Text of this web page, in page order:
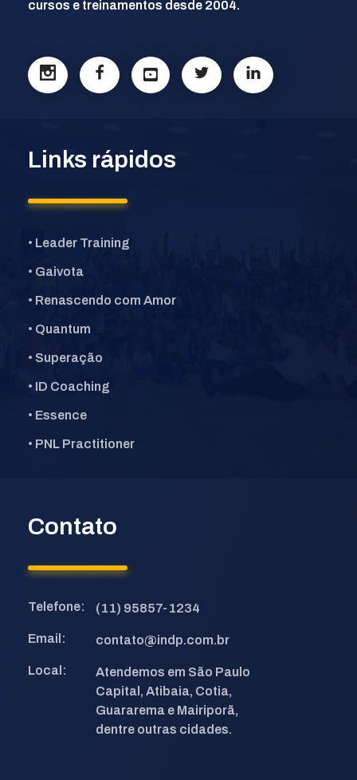
cursos e treinamentos desde 2004.
Links rápidos
• Leader Training
• Gaivota
• Renascendo com Amor
• Quantum
• Superação
• ID Coaching
• Essence
• PNL Practitioner
Contato
Telefone: (11) 95857-1234
Email: contato@indp.com.br
Local:
Atendemos em São Paulo
Capital, Atibaia, Cotia,
Guararema e Mairiporã,
dentre outras cidades.